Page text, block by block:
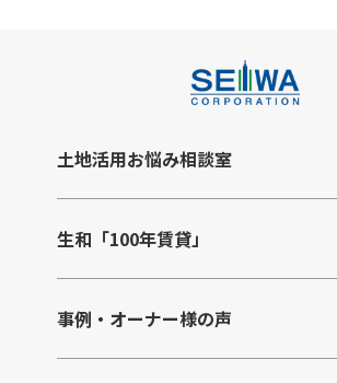
土地活用お悩み相談室
生和「100年賃貸」
事例・オーナー様の声